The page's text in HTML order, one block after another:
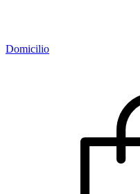
Domicilio